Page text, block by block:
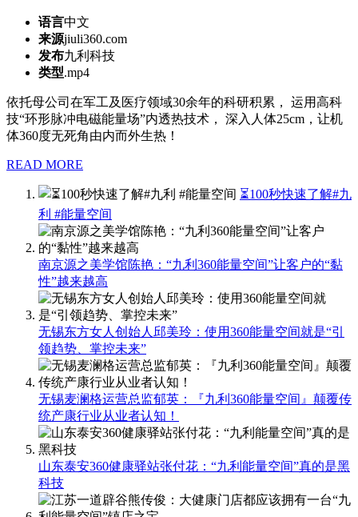
语言中文
来源jiuli360.com
发布九利科技
类型.mp4
依托母公司在军工及医疗领域30余年的科研积累， 运用高科
技“环形脉冲电磁能量场”内透热技术， 深入人体25cm，让机
体360度无死角由内而外生热！
READ MORE
⏳100秒快速了解#九
利 #能量空间
南京源之美学馆陈艳：“九利360能量空间”让客户的“黏
性”越来越高
无锡东方女人创始人邱美玲：使用360能量空间就是“引
领趋势、掌控未来”
无锡麦澜格运营总监郁英：『九利360能量空间』颠覆传
统产康行业从业者认知！
山东泰安360健康驿站张付花：“九利能量空间”真的是黑
科技